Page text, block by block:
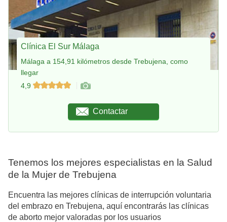
Clínica El Sur Málaga
Málaga a 154,91 kilómetros desde Trebujena, como
llegar
4,9
Contactar
Tenemos los mejores especialistas en la Salud
de la Mujer de Trebujena
Encuentra las mejores clínicas de interrupción voluntaria
del embrazo en Trebujena, aquí encontrarás las clínicas
de aborto mejor valoradas por los usuarios